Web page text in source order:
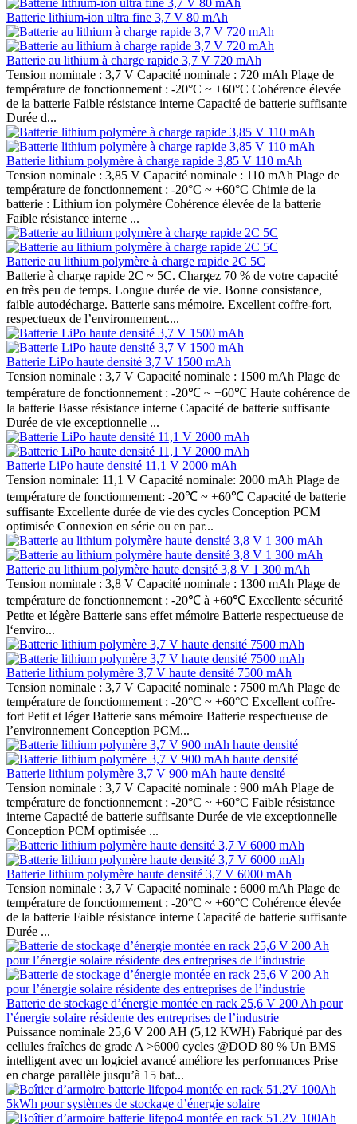
Batterie lithium-ion ultra fine 3,7 V 80 mAh
Batterie au lithium à charge rapide 3,7 V 720 mAh
Tension nominale : 3,7 V Capacité nominale : 720 mAh Plage de
température de fonctionnement : -20°C ~ +60°C Cohérence élevée
de la batterie Faible résistance interne Capacité de batterie suffisante
Durée d...
Batterie lithium polymère à charge rapide 3,85 V 110 mAh
Tension nominale : 3,85 V Capacité nominale : 110 mAh Plage de
température de fonctionnement : -20°C ~ +60°C Chimie de la
batterie : Lithium ion polymère Cohérence élevée de la batterie
Faible résistance interne ...
Batterie au lithium polymère à charge rapide 2C 5C
Batterie à charge rapide 2C ~ 5C. Chargez 70 % de votre capacité
en très peu de temps. Longue durée de vie. Bonne consistance,
faible autodécharge. Batterie sans mémoire. Excellent coffre-fort,
respectueux de l’environnement....
Batterie LiPo haute densité 3,7 V 1500 mAh
Tension nominale : 3,7 V Capacité nominale : 1500 mAh Plage de
température de fonctionnement : -20℃ ~ +60℃ Haute cohérence de
la batterie Basse résistance interne Capacité de batterie suffisante
Durée de vie exceptionnelle ...
Batterie LiPo haute densité 11,1 V 2000 mAh
Tension nominale: 11,1 V Capacité nominale: 2000 mAh Plage de
température de fonctionnement: -20℃ ~ +60℃ Capacité de batterie
suffisante Excellente durée de vie des cycles Conception PCM
optimisée Connexion en série ou en par...
Batterie au lithium polymère haute densité 3,8 V 1 300 mAh
Tension nominale : 3,8 V Capacité nominale : 1300 mAh Plage de
température de fonctionnement : -20℃ à +60℃ Excellente sécurité
Petite et légère Batterie sans effet mémoire Batterie respectueuse de
l‘enviro...
Batterie lithium polymère 3,7 V haute densité 7500 mAh
Tension nominale : 3,7 V Capacité nominale : 7500 mAh Plage de
température de fonctionnement : -20°C ~ +60°C Excellent coffre-
fort Petit et léger Batterie sans mémoire Batterie respectueuse de
l’environnement Conception PCM...
Batterie lithium polymère 3,7 V 900 mAh haute densité
Tension nominale : 3,7 V Capacité nominale : 900 mAh Plage de
température de fonctionnement : -20°C ~ +60°C Faible résistance
interne Capacité de batterie suffisante Durée de vie exceptionnelle
Conception PCM optimisée ...
Batterie lithium polymère haute densité 3,7 V 6000 mAh
Tension nominale : 3,7 V Capacité nominale : 6000 mAh Plage de
température de fonctionnement : -20°C ~ +60°C Cohérence élevée
de la batterie Faible résistance interne Capacité de batterie suffisante
Durée ...
Batterie de stockage d’énergie montée en rack 25,6 V 200 Ah pour
l’énergie solaire résidente des entreprises de l’industrie
Puissance nominale 25,6 V 200 AH (5,12 KWH) Fabriqué par des
cellules fraîches de grade A >6000 cycles @DOD 80 % Un BMS
intelligent avec un logiciel avancé améliore les performances Prise
en charge parallèle jusqu’à 15 bat...